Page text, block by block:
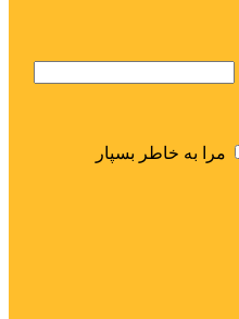
مرا به خاطر بسپار